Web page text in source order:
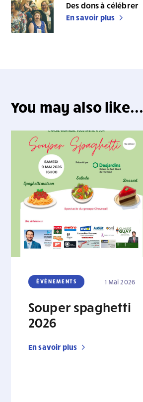
Des dons à célébrer
En savoir plus
You may also like...
ÉVÉNEMENTS 1 Mai 2026
Souper spaghetti
2026
En savoir plus